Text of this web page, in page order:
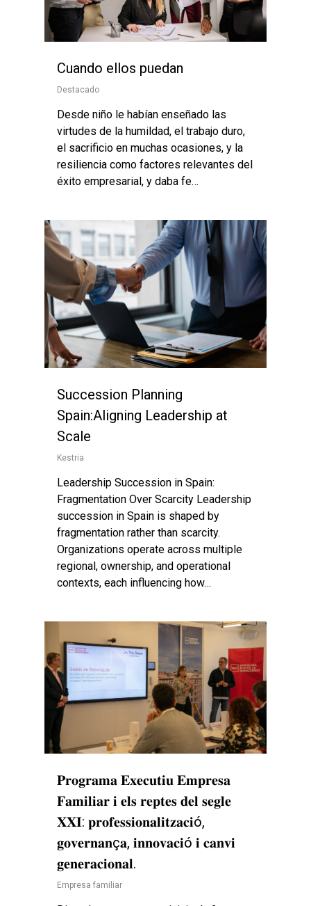
Cuando ellos puedan
Destacado
Desde niño le habían enseñado las
virtudes de la humildad, el trabajo duro,
el sacrificio en muchas ocasiones, y la
resiliencia como factores relevantes del
éxito empresarial, y daba fe…
Succession Planning
Spain:Aligning Leadership at
Scale
Kestria
Leadership Succession in Spain:
Fragmentation Over Scarcity Leadership
succession in Spain is shaped by
fragmentation rather than scarcity.
Organizations operate across multiple
regional, ownership, and operational
contexts, each influencing how…
𝐏𝐫𝐨𝐠𝐫𝐚𝐦𝐚 𝐄𝐱𝐞𝐜𝐮𝐭𝐢𝐮 𝐄𝐦𝐩𝐫𝐞𝐬𝐚
𝐅𝐚𝐦𝐢𝐥𝐢𝐚𝐫 𝐢 𝐞𝐥𝐬 𝐫𝐞𝐩𝐭𝐞𝐬 𝐝𝐞𝐥 𝐬𝐞𝐠𝐥𝐞
𝐗𝐗𝐈: 𝐩𝐫𝐨𝐟𝐞𝐬𝐬𝐢𝐨𝐧𝐚𝐥𝐢𝐭𝐳𝐚𝐜𝐢ó,
𝐠𝐨𝐯𝐞𝐫𝐧𝐚𝐧ç𝐚, 𝐢𝐧𝐧𝐨𝐯𝐚𝐜𝐢ó 𝐢 𝐜𝐚𝐧𝐯𝐢
𝐠𝐞𝐧𝐞𝐫𝐚𝐜𝐢𝐨𝐧𝐚𝐥.
Empresa familiar